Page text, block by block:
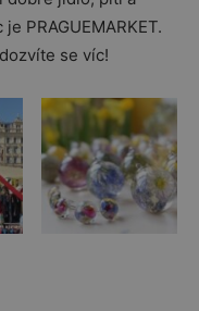
PRAGUEMARKET.
se víc!